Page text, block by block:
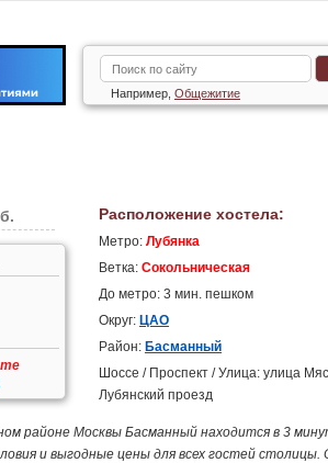
Например, Общежитие
Расположение хостела:
Метро: Лубянка
Ветка: Сокольническая
До метро: 3 мин. пешком
Округ: ЦАО
Район: Басманный
Шоссе / Проспект / Улица: улица
Лубянский проезд
районе Москвы Басманный находится в 3
и выгодные цены для всех гостей